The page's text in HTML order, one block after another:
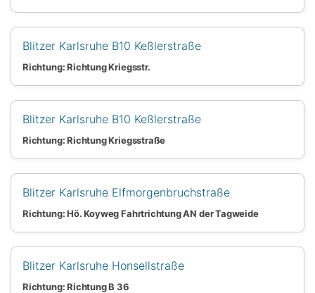
Blitzer Karlsruhe B10 Keßlerstraße
Richtung: Richtung Kriegsstr.
Blitzer Karlsruhe B10 Keßlerstraße
Richtung: Richtung Kriegsstraße
Blitzer Karlsruhe Elfmorgenbruchstraße
Richtung: Hö. Koyweg Fahrtrichtung AN der Tagweide
Blitzer Karlsruhe Honsellstraße
Richtung: Richtung B 36